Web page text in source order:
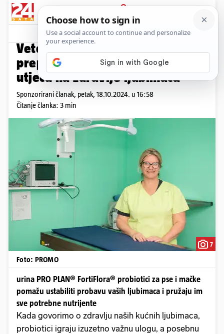
PRIJAVA
Promo sadržaj
Veterinarka dr. Ivana Pilić
preporučuje: Kako probiotici
utječu na zdravlje ljubimaca
Sponzorirani članak, petak, 18.10.2024. u 16:58
Čitanje članka: 3 min
7
Foto: PROMO
urina PRO PLAN® FortiFlora® probiotici za pse i mačke
pomažu ustabiliti probavu vaših ljubimaca i pružaju im
sve potrebne nutrijente
Kada govorimo o zdravlju naših kućnih ljubimaca,
probiotici igraju izuzetno važnu ulogu, a posebnu